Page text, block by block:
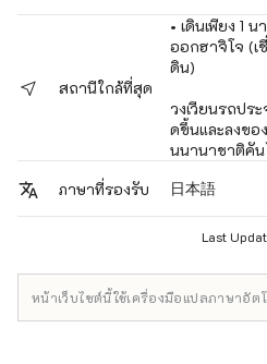
สถานีใกล้ที่สุด
• เดินเพียง 1
ออกฮาจิโจ (เ
ดิน)
วงเวียนรถปร
ดขึ้นและลงขอ
นนานาชาติคัน
ภาษาที่รองรับ
日本語
Last
หน้าเว็บไซต์นี้ใช้เครื่องมือแปลภาษาอัต